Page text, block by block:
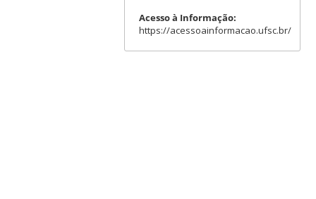
Acesso à Informação:
https://acessoainformacao.ufsc.br/